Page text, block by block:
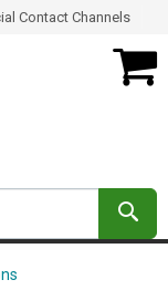
Contact Channels